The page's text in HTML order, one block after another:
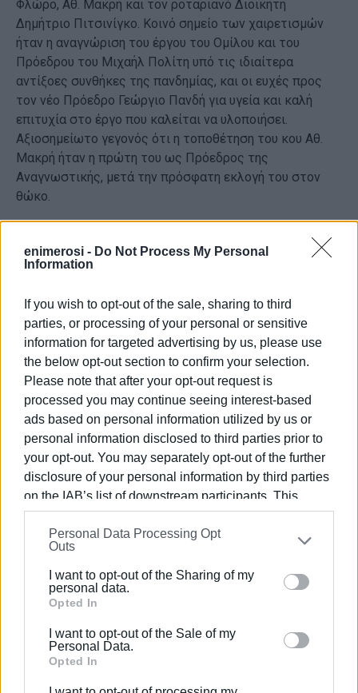
enimerosi - Do Not Process My Personal
Information
If you wish to opt-out of the sale, sharing to third
parties, or processing of your personal or sensitive
information for targeted advertising by us, please use
the below opt-out section to confirm your selection.
Please note that after your opt-out request is
processed you may continue seeing interest-based
ads based on personal information utilized by us or
personal information disclosed to third parties prior to
your opt-out. You may separately opt-out of the further
disclosure of your personal information by third parties
on the IAB’s list of downstream participants. This
information may also be disclosed by us to third parties
on theIAB’s List of Downstream Participants
that may
further disclose it to other third parties.
Please note that this website/app uses one or more
Google services and may gather and store information
behaviour. You may click to grant or deny consent to
Google and its third-party tags to use your data for
Personal Data Processing Opt
Outs
I want to opt-out of the Sharing of my
personal data.
Opted In
I want to opt-out of the Sale of my
Personal Data.
Opted In
Φλώρο, Αθ. Μακρή και τον ροταριανό Διοικητή
Δημήτριο Πιτσινίγκο. Κοινό σημείο των χαιρετισμών
ήταν η αναγνώριση του έργου του Ομίλου και του
Πρόεδρου του Μιχαήλ Πολίτη υπό τις ιδιαίτερα
αντίξοες συνθήκες της πανδημίας, και οι ευχές προς
τον νέο Πρόεδρο Γεώργιο Πανδή για υγεία και καλή
επιτυχία στο έργο που καλείται να υλοποιήσει.
Αξιοσημείωτο γεγονός ότι η τοποθέτηση του κου Αθ.
Μακρή ήταν η πρώτη του ως Πρόεδρος της
Αναγνωστικής, μετά την πρόσφατη εκλογή του στον
θώκο.
Η βραδιά συνεχίσθηκε με τον απερχόμενο πρόεδρο του
αρχικά αναφέρθηκε στα πεπραγμένα της παρελθούσης
Ροταριανής Χρονιάς, που περιελάμβαναν μεταξύ άλλων:
υποτροφίες προς τέσσερεις Κερκυραίους φοιτητές
συνολικού ποσού άνω των €14.000, ενίσχυση του
κοινωνικού παντοπωλείου της Ιεράς Μητροπόλεως,
την βράβευση των αριστούχων τελειόφοιτων
φοιτητών των τριών σχολών του Ιονίου
Πανεπιστημίου, τη διανομή σχολικών ειδών και
τροφίμων σε δοκιμαζόμενες οικογένειες, σε
συνεργασία με τον Ερυθρό Σταυρό και την Ιερά
Μητρόπολη, τη δωρεά σχολικών ειδών και ειδών
ενός καταψύκτη στο Χαμόγελο του Παιδιού. Επίσης
αποκατάστασης του εικονοστασίου της Αγίας
Βαρβάρας, πίσω από τον Ιερό Ναό του Αγίου Βασιλείου
Νοσηλευτικού Προσωπικού και του αγώνα του για την
προστασία όλων μας από τον Covid. Τέλος τόνισε τη